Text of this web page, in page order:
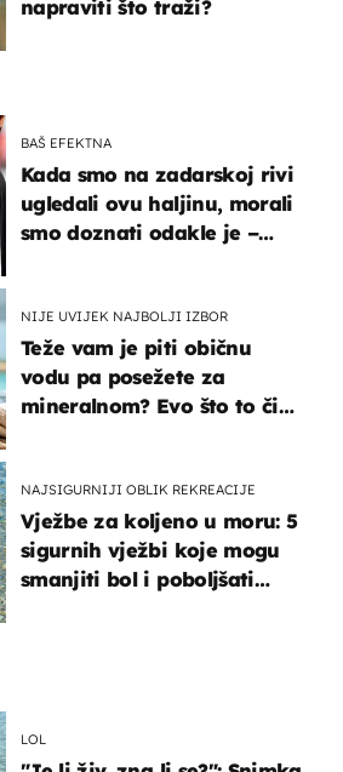
LOL
napraviti što traži?
BAŠ EFEKTNA
Kada smo na zadarskoj rivi
ugledali ovu haljinu, morali
smo doznati odakle je –
NIJE UVIJEK NAJBOLJI IZBOR
Teže vam je piti običnu
vodu pa posežete za
mineralnom? Evo što to čini
NAJSIGURNIJI OBLIK REKREACIJE
Vježbe za koljeno u moru: 5
sigurnih vježbi koje mogu
smanjiti bol i poboljšati